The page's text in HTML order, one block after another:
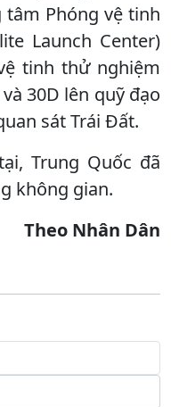
Phóng vệ tinh
Launch Center)
tinh thử nghiệm
30D lên quỹ đạo
sát Trái Đất.
Trung Quốc đã
không gian.
Theo Nhân Dân